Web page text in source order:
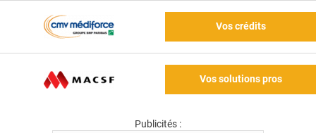
Vos crédits
Vos solutions pros
Publicités :